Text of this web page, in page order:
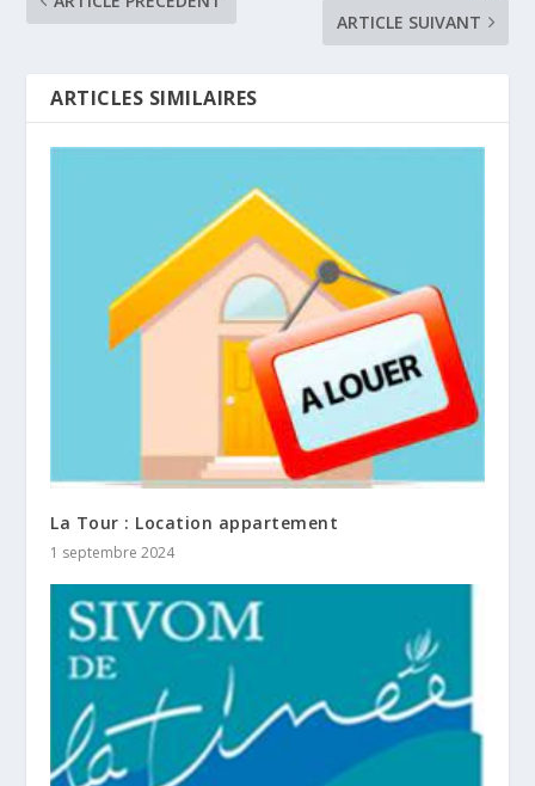
ARTICLE SUIVANT
ARTICLES SIMILAIRES
La Tour : Location appartement
1 septembre 2024